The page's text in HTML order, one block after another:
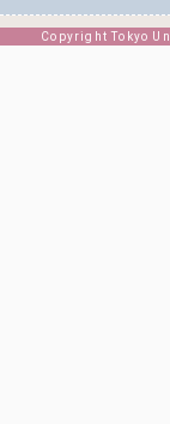
Copyright Tokyo